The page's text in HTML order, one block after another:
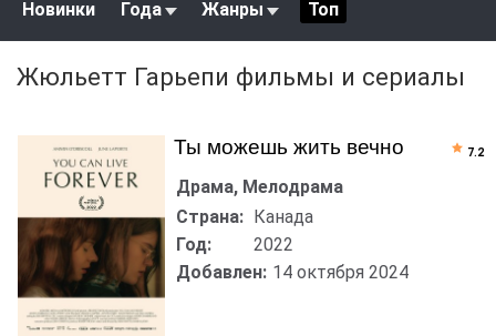
Новинки Года Жанры Топ
Жюльетт Гарьепи фильмы и сериалы
Ты можешь жить вечно
Драма, Мелодрама
Страна: Канада
Год:
2022
Добавлен: 14 октября 2024
7.2